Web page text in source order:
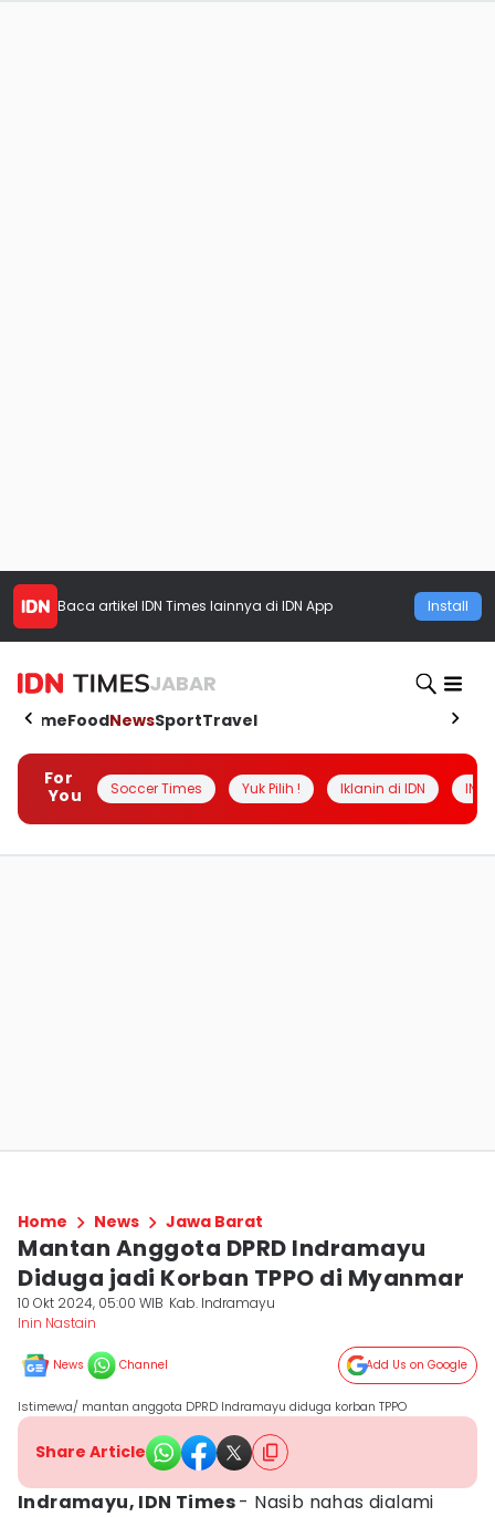
Baca artikel IDN Times lainnya di IDN App Install
JABAR
HomeFoodNewsSportTravel
For
You
Soccer Times Yuk Pilih ! Iklanin di IDN
Home News Jawa Barat
Mantan Anggota DPRD Indramayu
Diduga jadi Korban TPPO di Myanmar
10 Okt 2024, 05:00 WIB Kab. Indramayu
Inin Nastain
News Channel Add Us on Google
Istimewa/ mantan anggota DPRD Indramayu diduga korban TPPO
Share Article
Indramayu, IDN Times- Nasib nahas dialami